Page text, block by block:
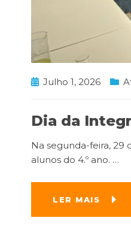
Julho 1, 2026
Dia da
Na segunda-feira, 29
alunos do 4.º ano. …
LER MAIS